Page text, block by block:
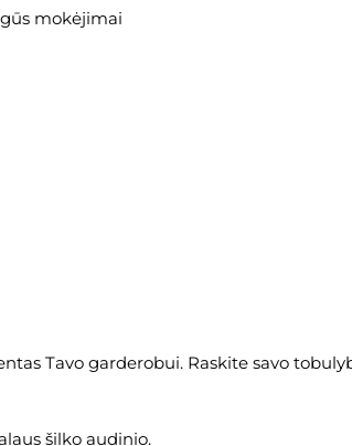
mokėjimai
Tavo garderobui. Raskite savo
šilko audinio.